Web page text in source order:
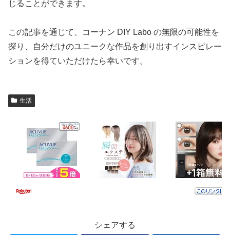
じることができます。
この記事を通じて、コーナン DIY Labo の無限の可能性を
探り、自分だけのユニークな作品を創り出すインスピレー
ションを得ていただけたら幸いです。
生活
シェアする